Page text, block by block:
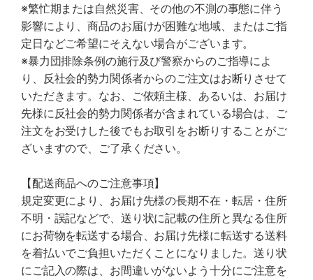
※繁忙期または自然災害、その他の不測の事態に伴う
影響により、商品のお届けが困難な地域、またはご指
定日などご希望にそえない場合がございます。
※暴力団排除条例の施行及び警察からのご指導によ
り、反社会的勢力関係者からのご注文はお断りさせて
いただきます。なお、ご依頼主様、あるいは、お届け
先様に反社会的勢力関係者が含まれている場合は、ご
注文をお受けした後でもお取引をお断りすることがご
ざいますので、ご了承ください。
【配送商品へのご注意事項】
規定変更により、お届け先様の長期不在・転居・住所
不明・誤記などで、送り状に記載の住所と異なる住所
にお荷物を転送する場合、お届け先様に転送する送料
を着払いでご負担いただくことになりました。送り状
にご記入の際は、お間違いがないよう十分にご注意を